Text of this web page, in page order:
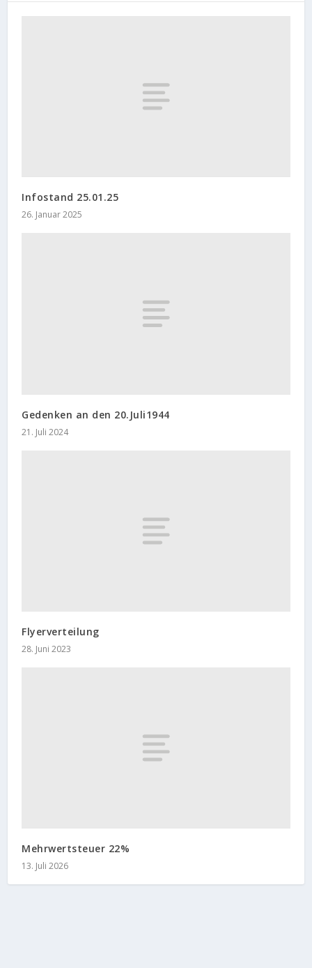
Infostand 25.01.25
26. Januar 2025
Gedenken an den 20.Juli1944
21. Juli 2024
Flyerverteilung
28. Juni 2023
Mehrwertsteuer 22%
13. Juli 2026